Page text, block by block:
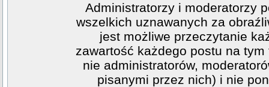
Administratorzy i moderatorzy
wszelkich uznawanych za
jest możliwe przeczytanie
zawartość każdego postu na
nie administratorów,
pisanymi przez nich) i nie